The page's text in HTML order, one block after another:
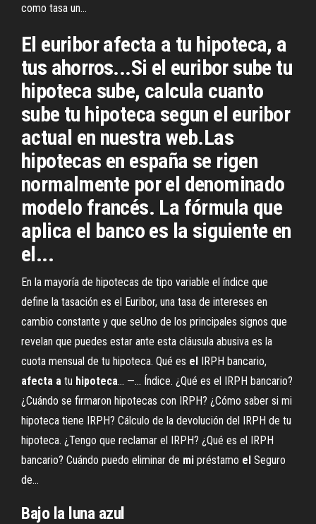
como tasa un...
El euribor afecta a tu hipoteca, a
tus ahorros...Si el euribor sube tu
hipoteca sube, calcula cuanto
sube tu hipoteca segun el euribor
actual en nuestra web.Las
hipotecas en españa se rigen
normalmente por el denominado
modelo francés. La fórmula que
aplica el banco es la siguiente en
el...
En la mayoría de hipotecas de tipo variable el índice que
define la tasación es el Euribor, una tasa de intereses en
cambio constante y que seUno de los principales signos que
revelan que puedes estar ante esta cláusula abusiva es la
cuota mensual de tu hipoteca. Qué es el IRPH bancario,
afecta a tu hipoteca... —… Índice. ¿Qué es el IRPH bancario?
¿Cuándo se firmaron hipotecas con IRPH? ¿Cómo saber si mi
hipoteca tiene IRPH? Cálculo de la devolución del IRPH de tu
hipoteca. ¿Tengo que reclamar el IRPH? ¿Qué es el IRPH
bancario? Cuándo puedo eliminar de mi préstamo el Seguro
de...
Bajo la luna azul